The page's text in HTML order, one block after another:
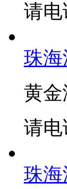
请电
珠
黄
请电
珠